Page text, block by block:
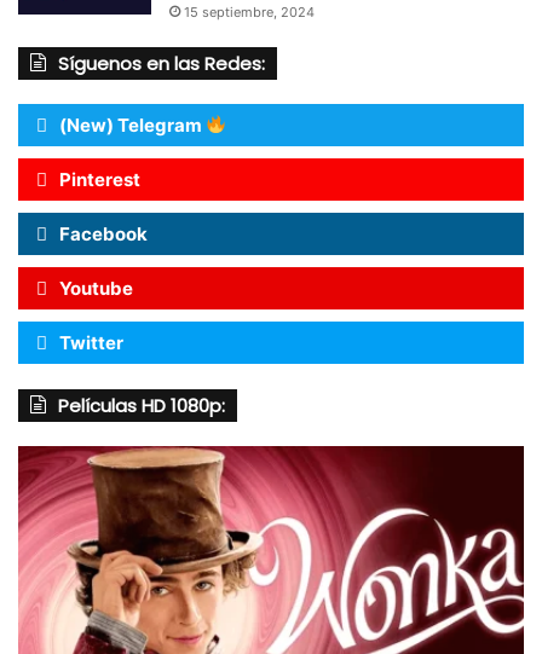
15 septiembre, 2024
Síguenos en las Redes:
(New) Telegram
Pinterest
Facebook
Youtube
Twitter
Películas HD 1080p: